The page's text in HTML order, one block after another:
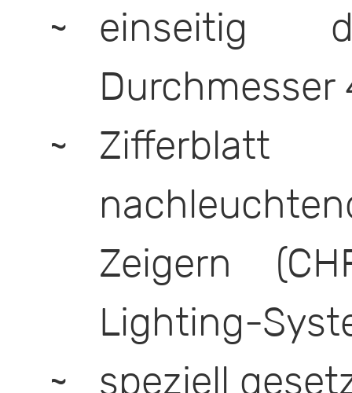
einseitig
Durchmesser
Zeigern
Lighting-
speziell